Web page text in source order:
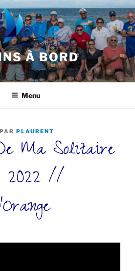
À BORD
Menu
PAR PLAURENT
Ma Solitaire
2022 //